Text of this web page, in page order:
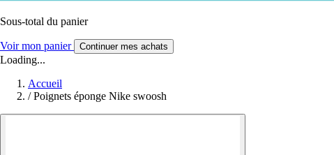
Sous-total du panier
Voir mon panier Continuer mes achats
Loading...
Accueil
/ Poignets éponge Nike swoosh